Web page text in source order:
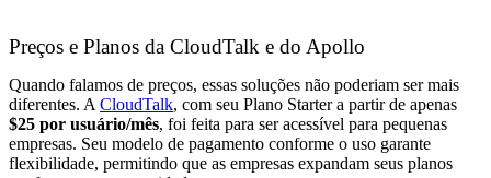
Preços e Planos da CloudTalk e do Apollo
Quando falamos de preços, essas soluções não poderiam ser mais
diferentes. A CloudTalk, com seu Plano Starter a partir de apenas
$25 por usuário/mês, foi feita para ser acessível para pequenas
empresas. Seu modelo de pagamento conforme o uso garante
flexibilidade, permitindo que as empresas expandam seus planos